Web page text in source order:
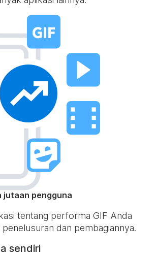
jutaan pengguna
tentang performa GIF Anda
dan pembagiannya.
sendiri